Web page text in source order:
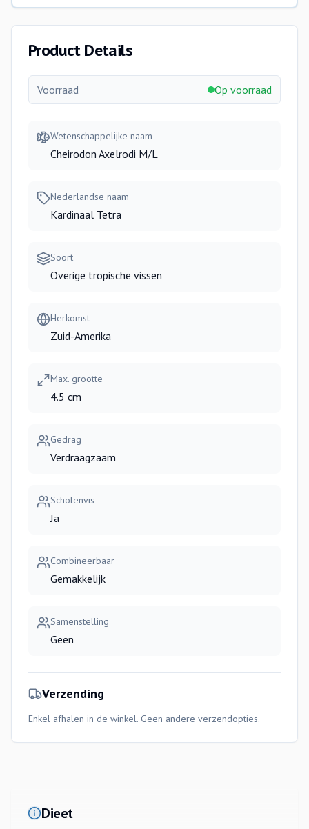
Product Details
Voorraad Op voorraad
Wetenschappelijke naam
Cheirodon Axelrodi M/L
Nederlandse naam
Kardinaal Tetra
Soort
Overige tropische vissen
Herkomst
Zuid-Amerika
Max. grootte
4.5 cm
Gedrag
Verdraagzaam
Scholenvis
Ja
Combineerbaar
Gemakkelijk
Samenstelling
Geen
Verzending
Enkel afhalen in de winkel. Geen andere verzendopties.
Dieet